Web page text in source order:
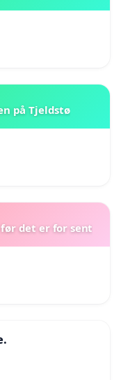
på Tjeldstø
det er for sent